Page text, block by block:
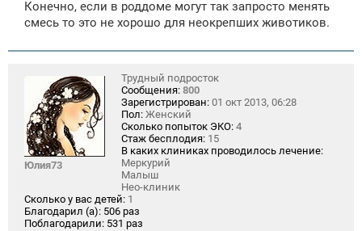
Конечно, если в роддоме могут так запросто менять
смесь то это не хорошо для неокрепших животиков.
Юлия73
Трудный подросток
Сообщения: 800
Зарегистрирован: 01 окт 2013, 06:28
Пол: Женский
Сколько попыток ЭКО: 4
Стаж бесплодия: 15
В каких клиниках проводилось лечение:
Меркурий
Малыш
Нео-клиник
Сколько у вас детей: 1
Благодарил (а): 506 раз
Поблагодарили: 531 раз